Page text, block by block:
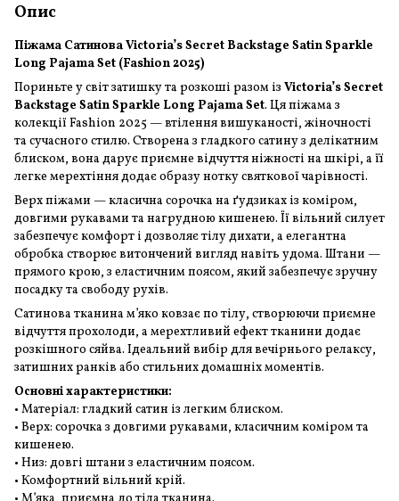
Опис
Піжама Сатинова Victoria’s Secret Backstage Satin Sparkle
Long Pajama Set (Fashion 2025)
Пориньте у світ затишку та розкоші разом із Victoria’s Secret
Backstage Satin Sparkle Long Pajama Set. Ця піжама з
колекції Fashion 2025 — втілення вишуканості, жіночності
та сучасного стилю. Створена з гладкого сатину з делікатним
блиском, вона дарує приємне відчуття ніжності на шкірі, а її
легке мерехтіння додає образу нотку святкової чарівності.
Верх піжами — класична сорочка на ґудзиках із коміром,
довгими рукавами та нагрудною кишенею. Її вільний силует
забезпечує комфорт і дозволяє тілу дихати, а елегантна
обробка створює витончений вигляд навіть удома. Штани —
прямого крою, з еластичним поясом, який забезпечує зручну
посадку та свободу рухів.
Сатинова тканина м’яко ковзає по тілу, створюючи приємне
відчуття прохолоди, а мерехтливий ефект тканини додає
розкішного сяйва. Ідеальний вибір для вечірнього релаксу,
затишних ранків або стильних домашніх моментів.
Основні характеристики:
• Матеріал: гладкий сатин із легким блиском.
• Верх: сорочка з довгими рукавами, класичним коміром та
кишенею.
• Низ: довгі штани з еластичним поясом.
• Комфортний вільний крій.